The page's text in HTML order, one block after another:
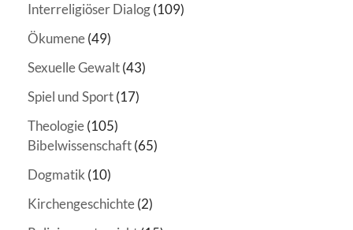
Interreligiöser Dialog(109)
Ökumene(49)
Sexuelle Gewalt(43)
Spiel und Sport(17)
Theologie(105)
Bibelwissenschaft(65)
Dogmatik(10)
Kirchengeschichte(2)